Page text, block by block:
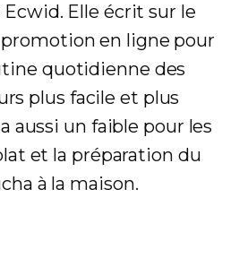
Elle écrit sur le
en ligne pour
quotidienne des
plus facile et plus
aussi un faible pour les
et la préparation du
à la maison.